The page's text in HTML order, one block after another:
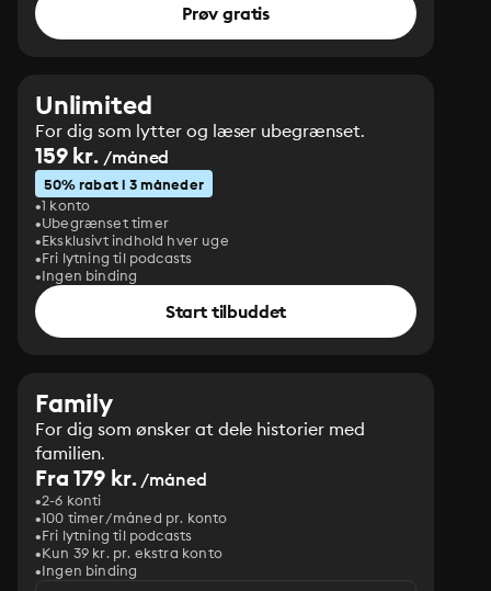
Prøv gratis
Unlimited
For dig som lytter og læser ubegrænset.
159 kr. /måned
50% rabat i 3 måneder
1 konto
Ubegrænset timer
Eksklusivt indhold hver uge
Fri lytning til podcasts
Ingen binding
Start tilbuddet
Family
For dig som ønsker at dele historier med
familien.
Fra 179 kr./måned
2-6 konti
100 timer/måned pr. konto
Fri lytning til podcasts
Kun 39 kr. pr. ekstra konto
Ingen binding